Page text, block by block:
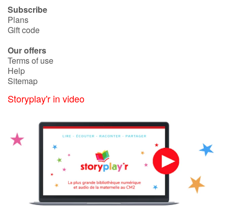
Subscribe
Plans
Gift code
Our offers
Terms of use
Help
Sitemap
Storyplay'r in video